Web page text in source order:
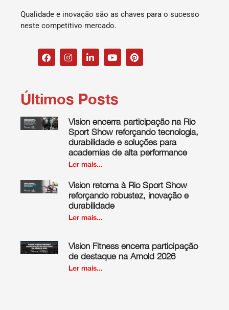
Qualidade e inovação são as chaves para o sucesso
neste competitivo mercado.
Últimos Posts
Vision encerra participação na Rio
Sport Show reforçando tecnologia,
durabilidade e soluções para
academias de alta performance
Ler mais...
Vision retorna à Rio Sport Show
reforçando robustez, inovação e
durabilidade
Ler mais...
Vision Fitness encerra participação
de destaque na Arnold 2026
Ler mais...